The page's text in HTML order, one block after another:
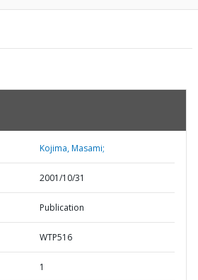
Kojima, Masami;
2001/10/31
Publication
WTP516
1